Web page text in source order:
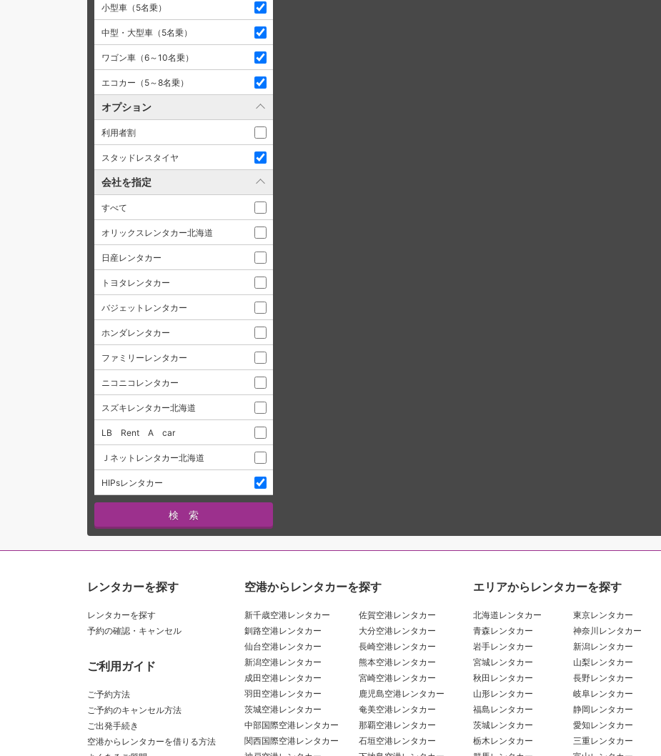
小型車（5名乗）
中型・大型車（5名乗）
ワゴン車（6～10名乗）
エコカー（5～8名乗）
オプション
利用者割
スタッドレスタイヤ
会社を指定
すべて
オリックスレンタカー北海道
日産レンタカー
トヨタレンタカー
バジェットレンタカー
ホンダレンタカー
ファミリーレンタカー
ニコニコレンタカー
スズキレンタカー北海道
LB Rent A car
Ｊネットレンタカー北海道
HIPsレンタカー
レンタカーを探す
レンタカーを探す
予約の確認・キャンセル
ご利用ガイド
ご予約方法
ご予約のキャンセル方法
ご出発手続き
空港からレンタカーを借りる方法
空港からレンタカーを探す
新千歳空港レンタカー
釧路空港レンタカー
仙台空港レンタカー
新潟空港レンタカー
成田空港レンタカー
羽田空港レンタカー
茨城空港レンタカー
中部国際空港レンタカー
関西国際空港レンタカー
佐賀空港レンタカー
大分空港レンタカー
長崎空港レンタカー
熊本空港レンタカー
宮崎空港レンタカー
鹿児島空港レンタカー
奄美空港レンタカー
那覇空港レンタカー
石垣空港レンタカー
エリアからレンタカーを探す
北海道レンタカー
青森レンタカー
岩手レンタカー
宮城レンタカー
秋田レンタカー
山形レンタカー
福島レンタカー
茨城レンタカー
栃木レンタカー
東京レンタカー
神奈川レンタカー
新潟レンタカー
山梨レンタカー
長野レンタカー
岐阜レンタカー
静岡レンタカー
愛知レンタカー
三重レンタカー